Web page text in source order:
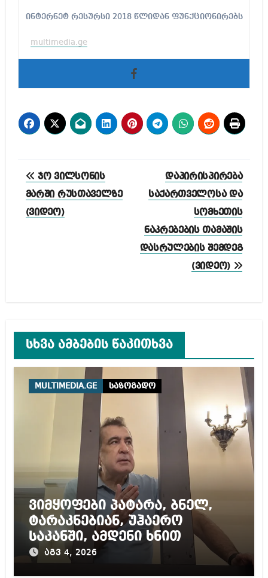
ინტერნეტ რესურსი 2018 წლიდან ფუნქციონირებს
multimedia.ge
პოსტის
ნავიგაცია
ჯო ვილსონის
მარში რუსთაველზე
(ვიდეო)
დაპირისპირება
საქართველოსა და
სომხეთის
ნაკრებების თამაშის
დასრულების შემდეგ
(ვიდეო)
სხვა ამბების წაკითხვა
MULTIMEDIA.GE საზოგადო
ვიმყოფები პატარა, ბნელ,
ტარაკნებიან, უჰაერო
საკანში, ამდენი ხნით
სამარტოო საკანში
მოთავსება, საერთაშორისო
აგვ 4, 2026